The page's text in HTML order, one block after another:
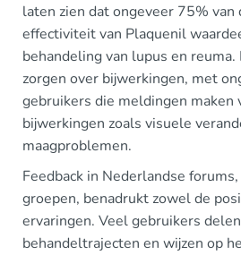
laten zien dat ongeveer 75% van
effectiviteit van Plaquenil
behandeling van lupus en reuma.
zorgen over bijwerkingen, met
gebruikers die meldingen maken
bijwerkingen zoals visuele
maagproblemen.
Feedback in Nederlandse
groepen, benadrukt zowel de
ervaringen. Veel gebruikers
behandeltrajecten en wijzen op